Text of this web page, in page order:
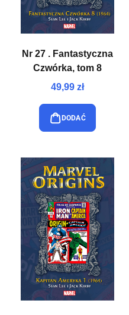
Nr 27 . Fantastyczna
Czwórka, tom 8
49,99 zł
DODAĆ